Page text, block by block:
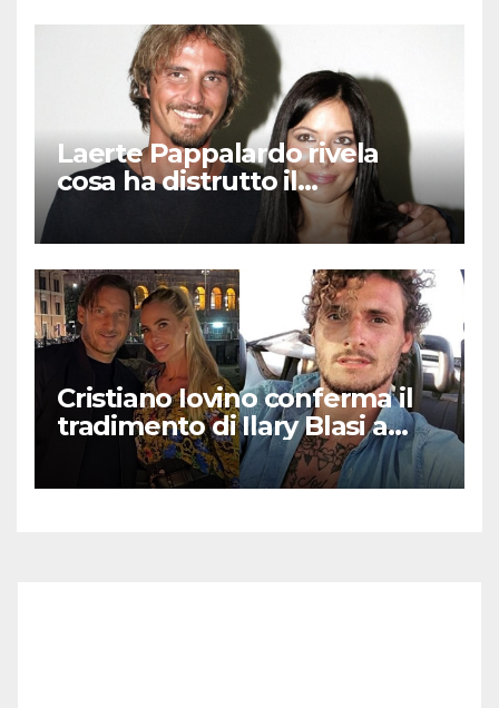
Laerte Pappalardo rivela
cosa ha distrutto il
matrimonio con Selvaggia
Lucarelli
Cristiano Iovino conferma il
tradimento di Ilary Blasi a